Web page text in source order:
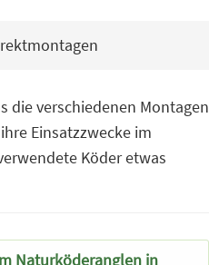
die verschiedenen Montagen
Einsatzzwecke im
Köder etwas
Naturköderanglen in